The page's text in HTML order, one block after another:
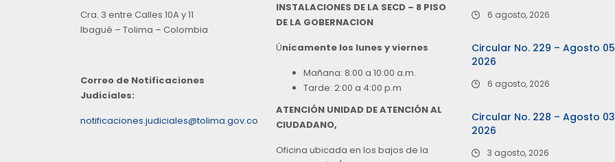
Cra. 3 entre Calles 10A y 11
Ibagué – Tolima – Colombia
Correo de Notificaciones
Judiciales:
notificaciones.judiciales@tolima.gov.co
INSTALACIONES DE LA SECD – 8 PISO
DE LA GOBERNACION
Únicamente los lunes y viernes
Mañana: 8:00 a 10:00 a.m.
Tarde: 2:00 a 4:00 p.m
ATENCIÓN UNIDAD DE ATENCIÓN AL
CIUDADANO,
Oficina ubicada en los bajos de la
6 agosto, 2026
Circular No. 229 – Agosto
2026
6 agosto, 2026
Circular No. 228 – Agosto
2026
3 agosto, 2026